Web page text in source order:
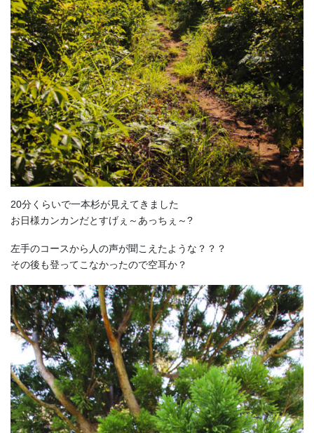
20分くらいで一本杉が見えてきました
お日様カンカンだとすげぇ～あっちぇ～?
左手のコースから人の声が聞こえたような？？？
その後も登ってこなかったので空耳か？